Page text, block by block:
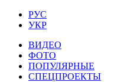
РУС
УКР
ВИДЕО
ФОТО
ПОПУЛЯРНЫЕ
СПЕЦПРОЕКТЫ